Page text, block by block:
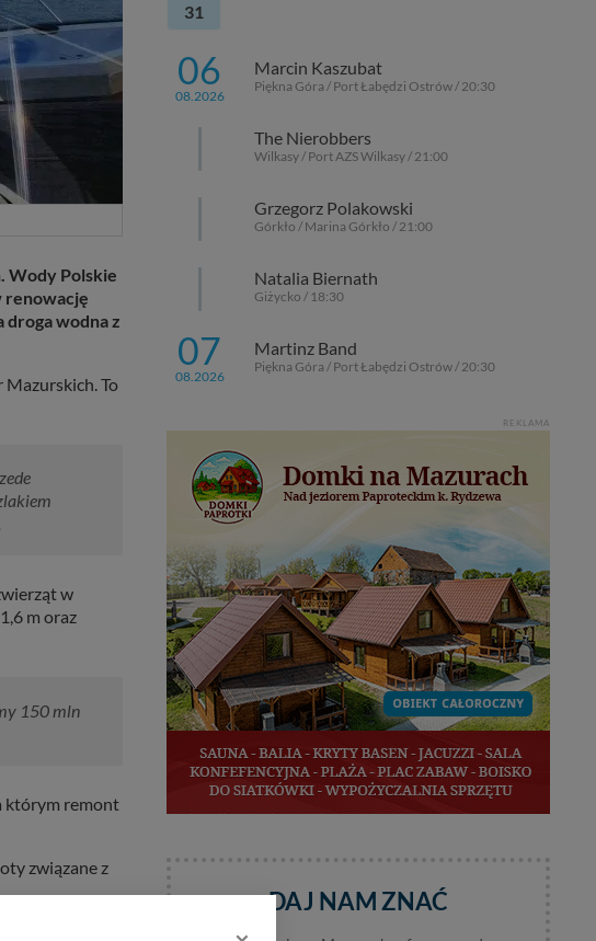
Wody Polskie
renowację
droga wodna z
Mazurskich. To
w
m oraz
150 mln
którym remont
związane z
drenażu
31
06
08.2026
Marcin Kaszubat
Piękna Góra / Port Łabędzi Ostrów / 20:30
The Nierobbers
Wilkasy / Port AZS Wilkasy / 21:00
Grzegorz Polakowski
Górkło / Marina Górkło / 21:00
Natalia Biernath
Giżycko / 18:30
07
08.2026
Martinz Band
Piękna Góra / Port Łabędzi Ostrów / 20:30
REKLAMA
DAJ NAM ZNAĆ